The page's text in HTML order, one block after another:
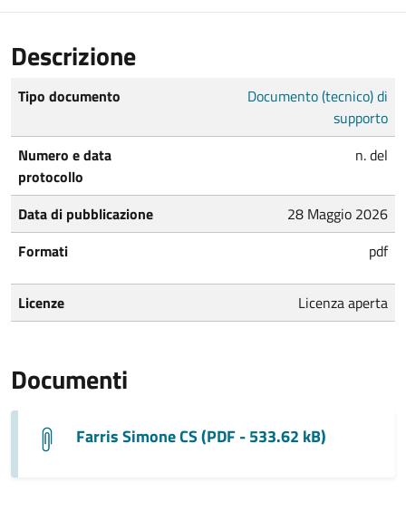
Descrizione
Tipo documento
Documento (tecnico) di
supporto
Numero e data
protocollo
n. del
Data di pubblicazione
28 Maggio 2026
Formati
pdf
Licenze Licenza aperta
Documenti
Farris Simone CS (PDF - 533.62 kB)